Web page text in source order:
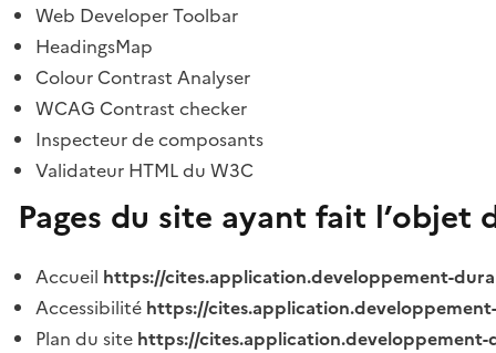
Web Developer Toolbar
HeadingsMap
Colour Contrast Analyser
WCAG Contrast checker
Inspecteur de composants
Validateur HTML du W3C
Pages du site ayant fait
Accueil https://cites.application.developpement-
Accessibilité https://
Plan du site https://